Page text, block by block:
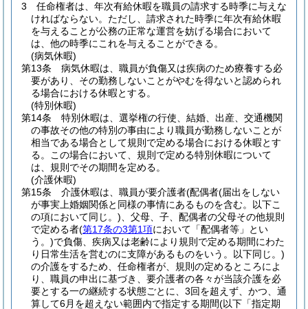
3
任命権者は、年次有給休暇を職員の請求する時季に与えな
ければならない。 ただし、請求された時季に年次有給休暇
を与えることが公務の正常な運営を妨げる場合において
は、他の時季にこれを与えることができる。
(病気休暇)
第13条
病気休暇は、職員が負傷又は疾病のため療養する必
要があり、その勤務しないことがやむを得ないと認められ
る場合における休暇とする。
(特別休暇)
第14条
特別休暇は、選挙権の行使、結婚、出産、交通機関
の事故その他の特別の事由により職員が勤務しないことが
相当である場合として規則で定める場合における休暇とす
る。
この場合において、規則で定める特別休暇について
は、規則でその期間を定める。
(介護休暇)
第15条
介護休暇は、職員が要介護者(配偶者(届出をしない
が事実上婚姻関係と同様の事情にあるものを含む。以下こ
の項において同じ。) 、父母、子、配偶者の父母その他規則
で定める者(第17条の3第1項において「配偶者等」とい
う。)で負傷、疾病又は老齢により規則で定める期間にわた
り日常生活を営むのに支障があるものをいう。以下同じ。)
の介護をするため、任命権者が、規則の定めるところによ
り、職員の申出に基づき、要介護者の各々が当該介護を必
要とする一の継続する状態ごとに、3回を超えず、かつ、通
算して6月を超えない範囲内で指定する期間(以下「指定期